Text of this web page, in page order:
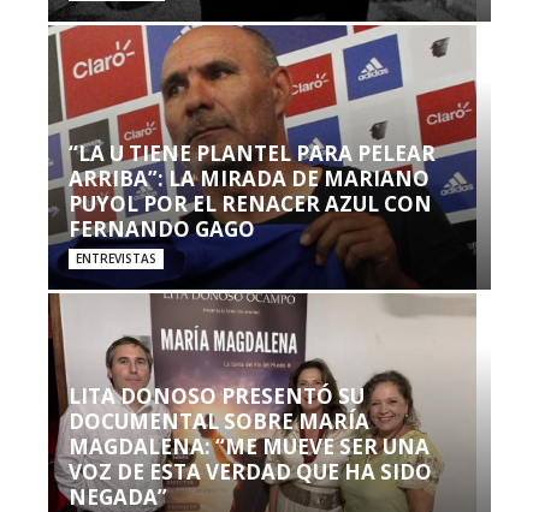
“LA U TIENE PLANTEL PARA PELEAR
ARRIBA”: LA MIRADA DE MARIANO
PUYOL POR EL RENACER AZUL CON
FERNANDO GAGO
ENTREVISTAS
LITA DONOSO PRESENTÓ SU
DOCUMENTAL SOBRE MARÍA
MAGDALENA: “ME MUEVE SER UNA
VOZ DE ESTA VERDAD QUE HA SIDO
NEGADA”